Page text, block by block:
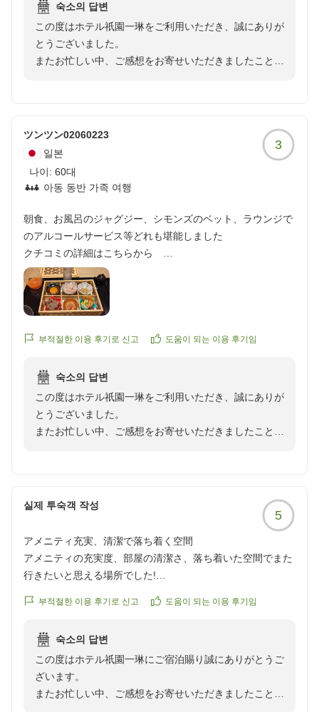
クチコミの詳細はこちらから
https://review.travel.rakuten.co.jp/hotel/voice/168331?
reviewId=33123478053751
숙소의 답변
この度はホテル祇園一琳をご利用いただき、誠にありが
とうございました。
またお忙しい中、ご感想をお寄せいただきましたこと、
す。
当館の立地や和の趣を感じていただける客室の雰囲気を
お気に召していただき、光栄でございます。隠れ家のよ
うな佇まいや、祇園ならではの落ち着いた空間をお楽し
っております。
また、ロビーのパンやお部屋のお飲み物など、館内の無
料サービスにつきましてもご満足いただけたようで何よ
りでございます。ご滞在中のお時間をより快適にお過ご
しいただけるようご用意しておりますサービスを、お喜
びいただけたことは私どもにとって大きな励みとなりま
す。
清水寺をはじめとした京都観光にも便利な立地を活か
し、当館でのご滞在が素敵な旅の思い出の一部となりま
したことを大変嬉しく存じます。
頂戴したお言葉を励みに、今後も心地よい空間とサービ
お待ちしております。
ホテル祇園一琳
スタッフ一同
ツンツン02060223
일본
나이: 60대
아동 동반 가족 여행
3
朝食、お風呂のジャグジー、シモンズのベット、ラウンジで
のアルコールサービス等どれも堪能しました
クチコミの詳細はこちらから
https://review.travel.rakuten.co.jp/hotel/voice/168331?
reviewId=33123477955781
부적절한 이용 후기로 신고 도움이 되는 이용 후기임
숙소의 답변
この度はホテル祇園一琳をご利用いただき、誠にありが
とうございました。
またお忙しい中、ご感想をお寄せいただきましたこと、
ンジでのアルコールサービスなど、館内のさまざまな設
備やサービスをご堪能いただけたご様子を拝読し、大変
嬉しく存じます。
快適にお過ごしいただけたとのこと、何よりでございま
頂戴したお言葉を励みに、今後も心地よい空間とサービ
また京都へお越しの際にお迎えできますことを、心より
お待ちしております。
실제 투숙객 작성
5
アメニティ充実、清潔で落ち着く空間
アメニティの充実度、部屋の清潔さ、落ち着いた空間でまた
行きたいと思える場所でした!
https://review.travel.rakuten.co.jp/hotel/voice/168331?
부적절한 이용 후기로 신고 도움이 되는 이용 후기임
숙소의 답변
この度はホテル祇園一琳にご宿泊賜り誠にありがとうご
ざいます。
またお忙しい中、ご感想をお寄せいただきましたこと、